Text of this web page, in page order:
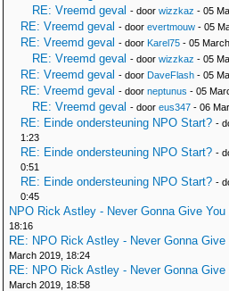
RE: Vreemd geval - door wizzkaz - 05
RE: Vreemd geval - door evertmouw - 05
RE: Vreemd geval - door Karel75 - 05
RE: Vreemd geval - door wizzkaz - 05
RE: Vreemd geval - door DaveFlash - 05
RE: Vreemd geval - door neptunus - 05
RE: Vreemd geval - door eus347 - 06
RE: Einde ondersteuning NPO Start? -
1:23
RE: Einde ondersteuning NPO Start? -
0:51
RE: Einde ondersteuning NPO Start? -
0:45
NPO Rick Astley - Never Gonna Give You
18:16
RE: NPO Rick Astley - Never Gonna Give
March 2019, 18:24
RE: NPO Rick Astley - Never Gonna Give
March 2019, 18:58